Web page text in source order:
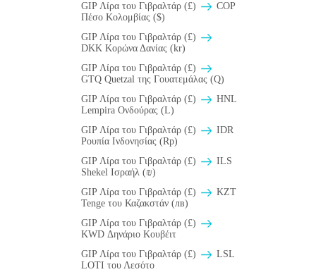
GIP Λίρα του Γιβραλτάρ (£)
COP
Πέσο Κολομβίας ($)
GIP Λίρα του Γιβραλτάρ (£)
DKK Κορώνα Δανίας (kr)
GIP Λίρα του Γιβραλτάρ (£)
GTQ Quetzal της Γουατεμάλας (Q)
GIP Λίρα του Γιβραλτάρ (£)
HNL
Lempira Ονδούρας (L)
GIP Λίρα του Γιβραλτάρ (£)
IDR
Ρουπία Ινδονησίας (Rp)
GIP Λίρα του Γιβραλτάρ (£)
ILS
Shekel Ισραήλ (₪)
GIP Λίρα του Γιβραλτάρ (£)
KZT
Tenge του Καζακστάν (лв)
GIP Λίρα του Γιβραλτάρ (£)
KWD Δηνάριο Κουβέιτ
GIP Λίρα του Γιβραλτάρ (£)
LSL
LOTI του Λεσότο